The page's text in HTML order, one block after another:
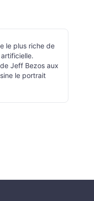
le plus riche de
Jeff Bezos aux
le portrait